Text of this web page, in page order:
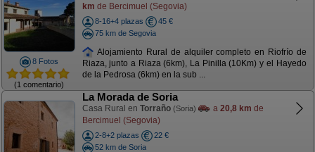
8 Fotos
(1 comentario)
km de Bercimuel (Segovia)
8-16+4 plazas
45 €
75 km de Segovia
Alojamiento Rural de alquiler completo en Riofrío de
Riaza, junto a Riaza (6km), La Pinilla (10Km) y el Hayedo
de la Pedrosa (6km) en la sub ...
La Morada de Soria
Casa Rural en Torraño (Soria) a 20,8 km de
Bercimuel (Segovia)
2-8+2 plazas
22 €
52 km de Soria